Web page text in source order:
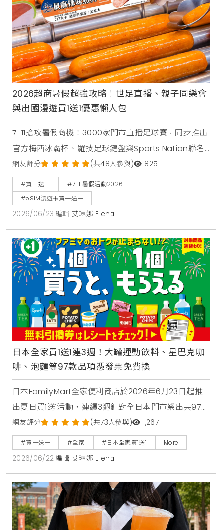
2026超商暑假超強攻略！世足直播、親子同樂會
與出國漫遊買1送1優惠懶人包
7-11搶攻暑假商機！3000家門市直播足球賽，同步推出
官方梅西冰霸杯、羅技足球鍵盤與Sports Nation聯名
椒麻熱狗。針對親子家庭推出2000場暑期好鄰居同樂
會，免費下載環保手掌繪本。出國旅遊可就近購買eSIM
漫遊網卡享買1送1。
網友評分 (共48人參與) 825
#買一送一
#7-11暑假活動2026
#eSIM漫遊卡買一送一
2026/06/23 編輯 艾琳娜 Elena
日本全家買1送1連3週！大罐運動飲料、星巴克咖
啡、泡麵等97款品項憑發票免費換
日本FamilyMart全家便利商店於2026年6月23日起推
出夏日買1送1活動，連續3週針對全日本門市祭出共97款
人氣商品，包含星巴克咖啡、大容量運動飲料、日清杯
麵及熱銷巧克力零食，消費者購買指定商品即可於隔週
憑發票免費兌換，是近期台灣讀者前往日本旅遊、自由
行時不可錯過的超商省錢必看攻略。
網友評分 (共73人參與) 1,267
#買一送一 #全家 #日本全家買1送1 More
2026/06/22 編輯 艾琳娜 Elena